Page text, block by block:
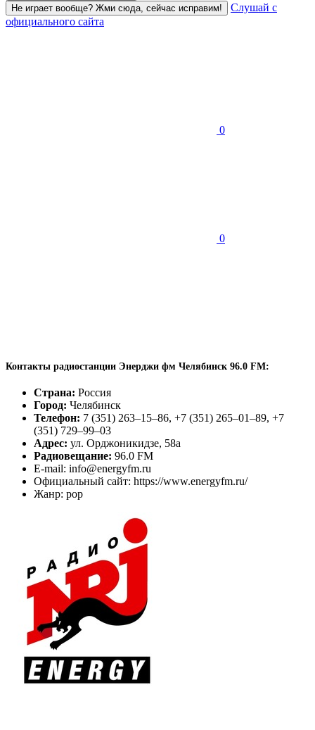
Не играет вообще? Жми сюда, сейчас исправим!
Слушай с
официального сайта
0
0
Контакты радиостанции Энерджи фм Челябинск 96.0 FM:
Страна: Россия
Город: Челябинск
Телефон: 7 (351) 263–15–86, +7 (351) 265–01–89, +7
(351) 729–99–03
Адрес: ул. Орджоникидзе, 58а
Радиовещание: 96.0 FM
E-mail: info@energyfm.ru
Официальный сайт: https://www.energyfm.ru/
Жанр: pop